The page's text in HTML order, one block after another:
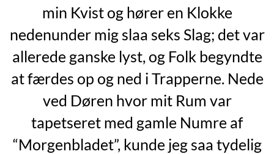
min Kvist og hører en Klokke
nedenunder mig slaa seks Slag; det var
allerede ganske lyst, og Folk begyndte
at færdes op og ned i Trapperne. Nede
ved Døren hvor mit Rum var
tapetseret med gamle Numre af
“Morgenbladet”, kunde jeg saa tydelig